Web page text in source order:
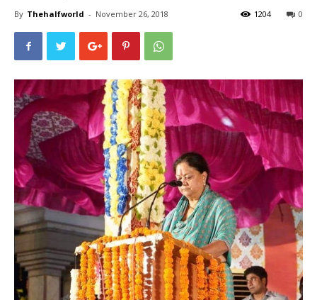
By Thehalfworld - November 26, 2018 0
1204